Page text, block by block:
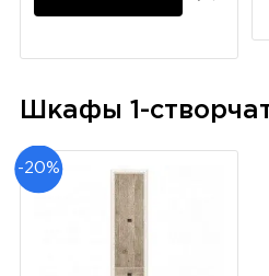
Шкафы 1-
-20%